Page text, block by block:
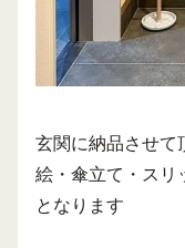
玄関に納品させて
絵・傘立て・スリ
となります